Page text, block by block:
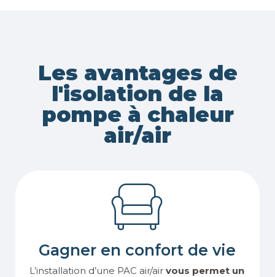
Les avantages de
l'isolation de la
pompe à chaleur
air/air
Gagner en confort de vie
L’installation d’une PAC air/air vous permet un